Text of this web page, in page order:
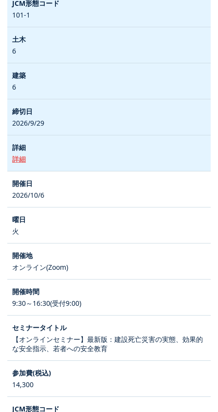
101-1
6
6
2026/9/29
詳細
2026/10/6
火
オンライン(Zoom)
9:30～16:30(受付9:00)
【オンラインセミナー】最新版：建設死亡災害の実態、効果的
な安全指示、若者への安全教育
14,300